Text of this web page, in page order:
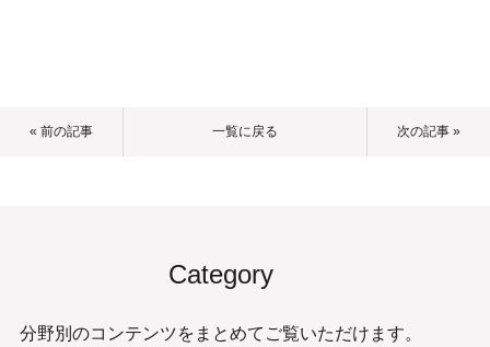
« 前の記事 一覧に戻る 次の記事 »
Category
分野別のコンテンツをまとめてご覧いただけます。